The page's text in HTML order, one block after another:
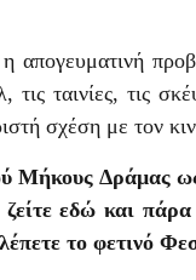
απογευματινή
ταινίες, τις
σχέση με τον
Μήκους Δράμας
ζείτε εδώ και
το φετινό